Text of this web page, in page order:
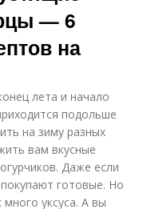
— 6
на
лета и начало
подольше
на зиму разных
вам вкусные
Даже если
готовые. Но
много уксуса. А вы